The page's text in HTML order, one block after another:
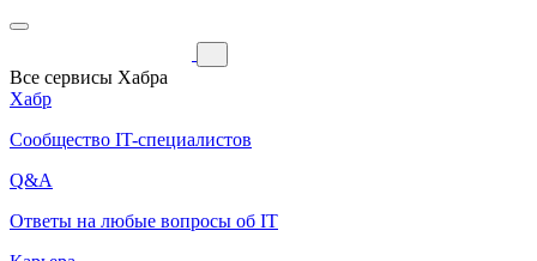
Все сервисы Хабра
Хабр
Сообщество IT-специалистов
Q&A
Ответы на любые вопросы об IT